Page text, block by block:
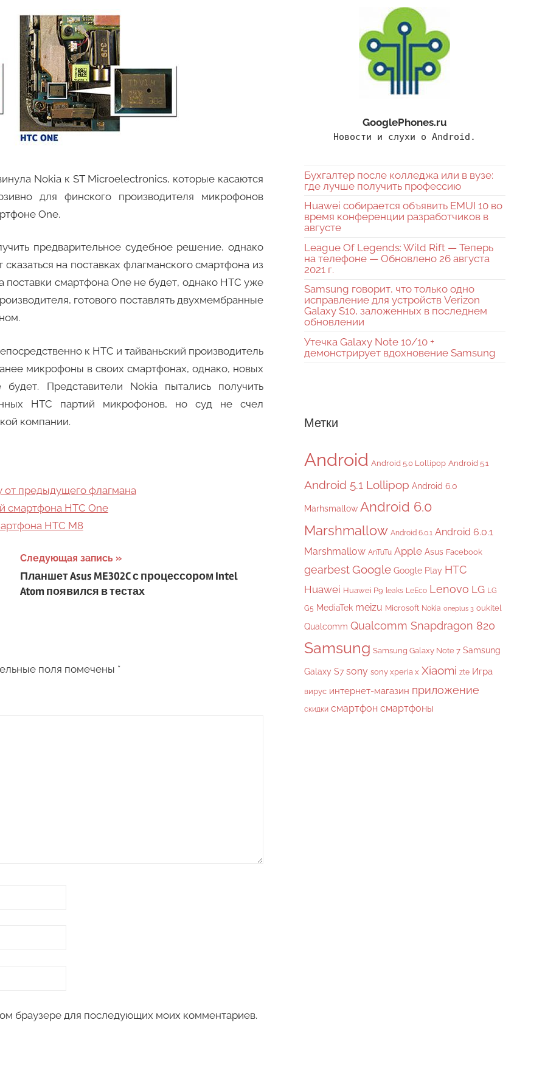
Nokia к ST Microelectronics, которые касаются
для финского производителя микрофонов
One.
предварительное судебное решение, однако
на поставках флагманского смартфона из
поставки смартфона One не будет, однако HTC уже
готового поставлять двухмембранные
к HTC и тайваньский производитель
микрофоны в своих смартфонах, однако, новых
Представители Nokia пытались получить
HTC партий микрофонов, но суд не счел
компании.
от предыдущего флагмана
смартфона HTC One
HTC M8
Следующая запись
Планшет Asus ME302C с процессором Intel
Atom появился в тестах
поля помечены *
браузере для последующих моих комментариев.
GooglePhones.ru
Новости и слухи о Android.
Бухгалтер после колледжа или в вузе:
где лучше получить профессию
Huawei собирается объявить EMUI 10 во
время конференции разработчиков в
августе
League Of Legends: Wild Rift — Теперь
на телефоне — Обновлено 26 августа
2021 г.
Samsung говорит, что только одно
исправление для устройств Verizon
Galaxy S10, заложенных в последнем
обновлении
Утечка Galaxy Note 10/10 +
демонстрирует вдохновение Samsung
Метки
Android Android 5.0 Lollipop Android 5.1
Android 5.1 Lollipop Android 6.0
Marhsmallow Android 6.0
Marshmallow Android 6.0.1 Android 6.0.1
Marshmallow AnTuTu Apple Asus Facebook
gearbestGoogle Google Play HTC
Huawei Huawei P9 leaks LeEco Lenovo LG LG
G5 MediaTek meizu Microsoft Nokia oneplus 3 oukitel
Qualcomm Qualcomm Snapdragon 820
Samsung Samsung Galaxy Note 7 Samsung
Galaxy S7 sony sony xperia x Xiaomi zte Игра
вирус интернет-магазин приложение
скидки смартфон смартфоны